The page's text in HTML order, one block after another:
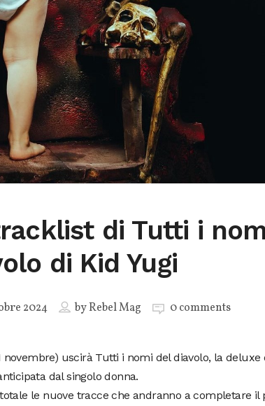
di Tutti i
di Kid Yugi
2024 byRebel Mag 0 comments
novembre) uscirà Tutti i nomi del diavolo, la
dal singolo donna.
le nuove tracce che andranno a completare il